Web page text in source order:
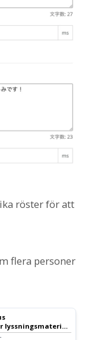
röster för att
flera personer
lyssningsmaterial
talsyntes!